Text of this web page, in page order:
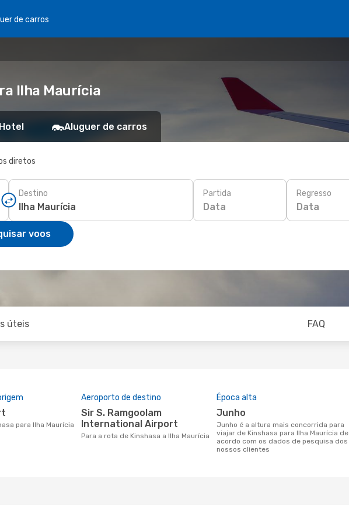
de carros
Ilha Maurícia
Aluguer de carros
diretos
Destino Partida
Data
Regresso
Data
voos
úteis FAQ
para Ilha Maurícia
Aeroporto de destino
Sir S. Ramgoolam
International Airport
Para a rota de Kinshasa a Ilha Maurícia
Época alta
junho
junho é a altura mais concorrida para
viajar de Kinshasa para Ilha Maurícia de
acordo com os dados de pesquisa dos
nossos clientes